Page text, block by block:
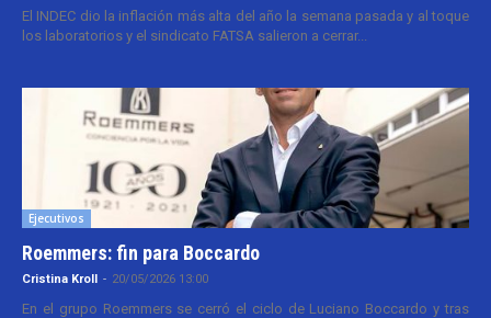
El INDEC dio la inflación más alta del año la semana pasada y al toque
los laboratorios y el sindicato FATSA salieron a cerrar...
Ejecutivos
Roemmers: fin para Boccardo
Cristina Kroll - 20/05/2026 13:00
En el grupo Roemmers se cerró el ciclo de Luciano Boccardo y tras